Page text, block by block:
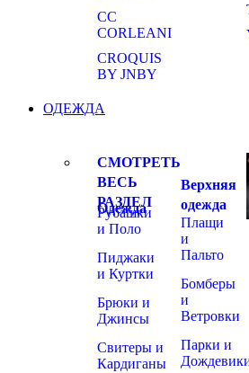
CC
CORLEANI
CROQUIS
BY JNBY
ОДЕЖДА
СМОТРЕТЬ
ВЕСЬ
РАЗДЕЛ
Одежда
Рубашки
и Поло
Пиджаки
и Куртки
Брюки и
Джинсы
Свитеры и
Кардиганы
Верхняя
одежда
Плащи
и
Пальто
Бомберы
и
Ветровки
Парки и